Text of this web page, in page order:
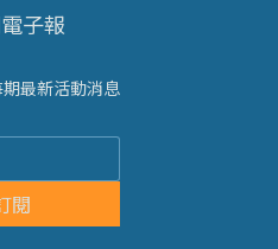
子報
最新活動消息
閱